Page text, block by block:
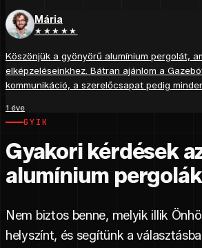
Mária
★★★★★
Köszönjük a gyönyörű alumínium pergolát,
elképzeléseinkhez. Bátran ajánlom a
kommunikáció, a szerelőcsapat pedig
1 éve
GYIK
Gyakori kérdések
alumínium
Nem biztos benne, melyik illik
helyszínt, és segítünk a